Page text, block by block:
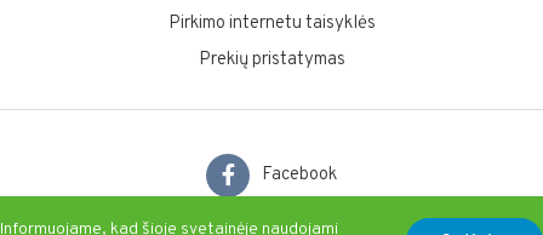
Pirkimo internetu taisyklės
Prekių pristatymas
Facebook
Informuojame, kad šioje svetainėje naudojami